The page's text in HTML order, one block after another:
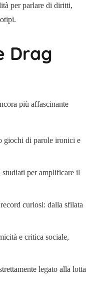
per parlare di diritti,
Drag
più affascinante
giochi di parole ironici e
per amplificare il
curiosi: dalla sfilata
e critica sociale,
legato alla lotta